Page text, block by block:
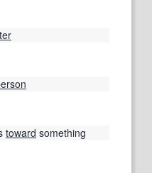
toward something